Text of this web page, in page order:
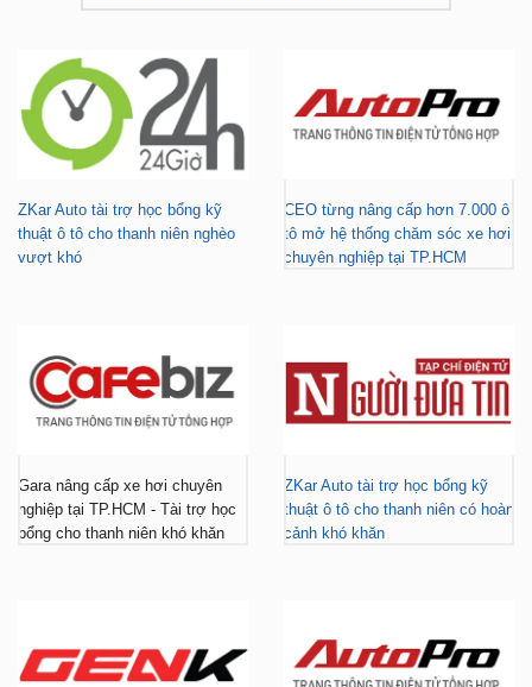
ZKar Auto tài trợ học bổng kỹ
thuật ô tô cho thanh niên nghèo
vượt khó
CEO từng nâng cấp hơn 7.000 ô
tô mở hệ thống chăm sóc xe hơi
chuyên nghiệp tại TP.HCM
Gara nâng cấp xe hơi chuyên
nghiệp tại TP.HCM - Tài trợ học
bổng cho thanh niên khó khăn
ZKar Auto tài trợ học bổng kỹ
thuật ô tô cho thanh niên có hoàn
cảnh khó khăn